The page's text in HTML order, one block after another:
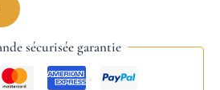
sécurisée garantie